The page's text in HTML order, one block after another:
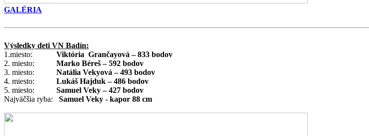
GALÉRIA
Výsledky deti VN Badín:
1.miesto: Viktória Grančayová – 833 bodov
2. miesto: Marko Béreš – 592 bodov
3. miesto: Natália Vekyová – 493 bodov
4. miesto: Lukáš Hajduk – 486 bodov
5. miesto: Samuel Veky – 427 bodov
Najväčšia ryba: Samuel Veky - kapor 88 cm